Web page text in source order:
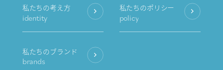
私たちの考え方
identity
私たちのポリシー
policy
私たちのブランド
brands